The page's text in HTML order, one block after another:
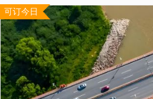
可订今日